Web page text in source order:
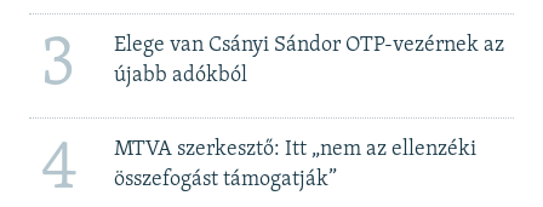
3
Elege van Csányi Sándor OTP-vezérnek az
újabb adókból
4
MTVA szerkesztő: Itt „nem az ellenzéki
összefogást támogatják”